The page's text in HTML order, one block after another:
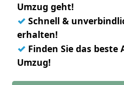
Umzug geht!
✓ Schnell &
erhalten!
✓ Finden Sie das
Umzug!